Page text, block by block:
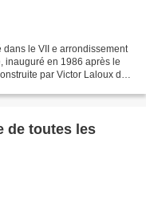
dans le VII e arrondissement
inauguré en 1986 après le
par Victor Laloux de
de toutes les